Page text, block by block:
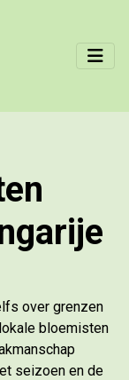
over grenzen
bloemisten
seizoen en de